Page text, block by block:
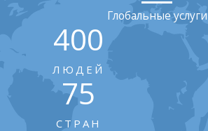
Глобальные услуги
400
ЛЮДЕЙ
75
СТРАН